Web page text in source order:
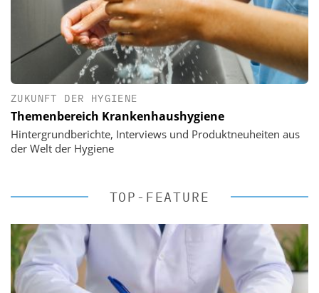
ZUKUNFT DER HYGIENE
Themenbereich Krankenhaushygiene
Hintergrundberichte, Interviews und Produktneuheiten aus
der Welt der Hygiene
TOP-FEATURE